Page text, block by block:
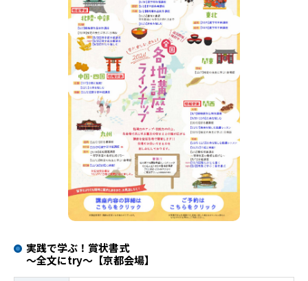
実践で学ぶ！賞状書式
～全文にtry～【京都会場】